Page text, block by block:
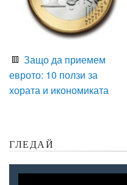
Защо да приемем
еврото: 10 ползи за
хората и икономиката
ГЛЕДАЙ